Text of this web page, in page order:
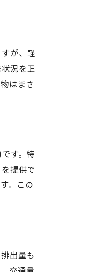
が、軽
況を正
はまさ
す。特
提供で
。この
出量も